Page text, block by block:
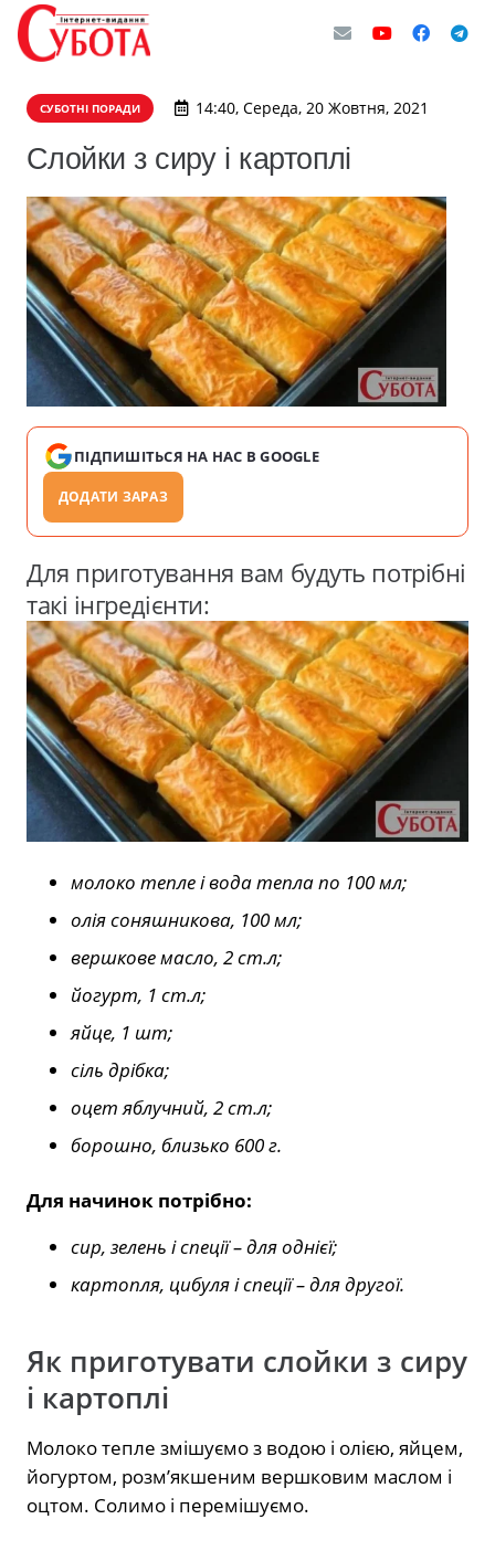
СУБОТНІ ПОРАДИ 14:40, Середа, 20 Жовтня, 2021
Слойки з сиру і картоплі
ПІДПИШІТЬСЯ НА НАС В GOOGLE
ДОДАТИ ЗАРАЗ
Для приготування вам будуть потрібні
такі інгредієнти:
молоко тепле і вода тепла по 100 мл;
олія соняшникова, 100 мл;
вершкове масло, 2 ст.л;
йогурт, 1 ст.л;
яйце, 1 шт;
сіль дрібка;
оцет яблучний, 2 ст.л;
борошно, близько 600 г.
Для начинок потрібно:
сир, зелень і спеції – для однієї;
картопля, цибуля і спеції – для другої.
Як приготувати слойки з сиру
і картоплі
Молоко тепле змішуємо з водою і олією, яйцем,
йогуртом, розм’якшеним вершковим маслом і
оцтом. Солимо і перемішуємо.